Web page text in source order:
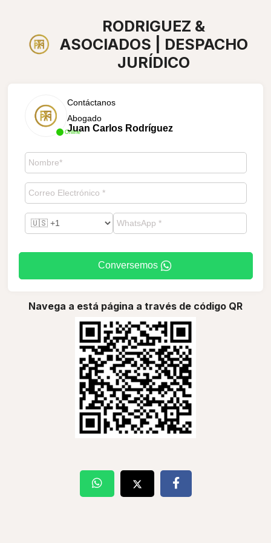
RODRIGUEZ &
ASOCIADOS | DESPACHO
JURÍDICO
Online
Contáctanos
Abogado
Juan Carlos Rodríguez
Conversemos
Navega a está página a través de código QR